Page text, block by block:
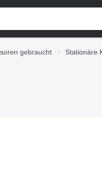
gebraucht Stationäre